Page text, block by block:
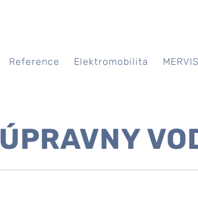
Reference Elektromobilita MERVIS
ÚPRAVNY